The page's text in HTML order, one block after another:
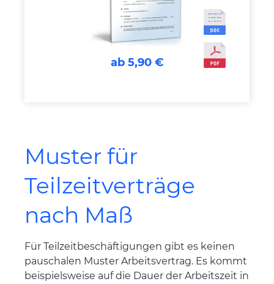
ab 5,90 €
Muster für
Teilzeitverträge
nach Maß
Für Teilzeitbeschäftigungen gibt es keinen
pauschalen Muster Arbeitsvertrag. Es kommt
beispielsweise auf die Dauer der Arbeitszeit in